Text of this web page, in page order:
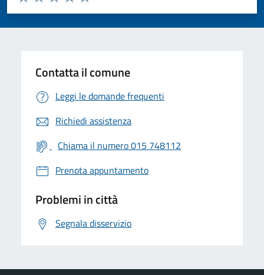
Valuta 5 stelle su 5
Valuta 4 stelle su 5
Valuta 3 stelle su 5
Valuta 2 stelle su 5
Valuta 1 stelle su 5
Contatta il comune
Leggi le domande frequenti
Richiedi assistenza
Chiama il numero 015 748112
Prenota appuntamento
Problemi in città
Segnala disservizio